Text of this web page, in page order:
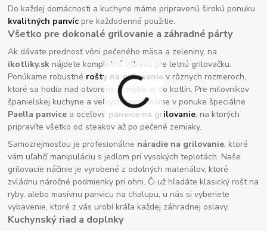
Do každej domácnosti a kuchyne máme pripravenú širokú ponuku
kvalitných panvíc pre každodenné použitie.
Všetko pre dokonalé grilovanie a záhradné párty
Ak dávate prednosť vôni pečeného mäsa a zeleniny, na
ikotliky.sk nájdete kompletnú výbavu pre letnú grilovačku.
Ponúkame robustné rošty na grilovanie v rôznych rozmeroch,
ktoré sa hodia nad otvorené ohnisko aj do kotlín. Pre milovníkov
španielskej kuchyne a veľkých porcií máme v ponuke špeciálne
Paella panvice a oceľové panvice na grilovanie, na ktorých
pripravíte všetko od steakov až po pečené zemiaky.
Samozrejmosťou je profesionálne náradie na grilovanie, ktoré
vám uľahčí manipuláciu s jedlom pri vysokých teplotách. Naše
grilovacie náčinie je vyrobené z odolných materiálov, ktoré
zvládnu náročné podmienky pri ohni. Či už hľadáte klasický rošt na
ryby, alebo masívnu panvicu na chalupu, u nás si vyberiete
vybavenie, ktoré z vás urobí kráľa každej záhradnej oslavy.
Kuchynský riad a doplnky